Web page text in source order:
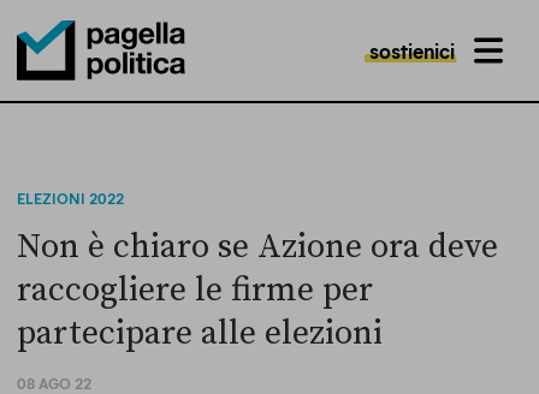
Pagella Politica Logo
sostienici MENU
ELEZIONI 2022
Non è chiaro se Azione ora deve
raccogliere le firme per
partecipare alle elezioni
08 AGO 22